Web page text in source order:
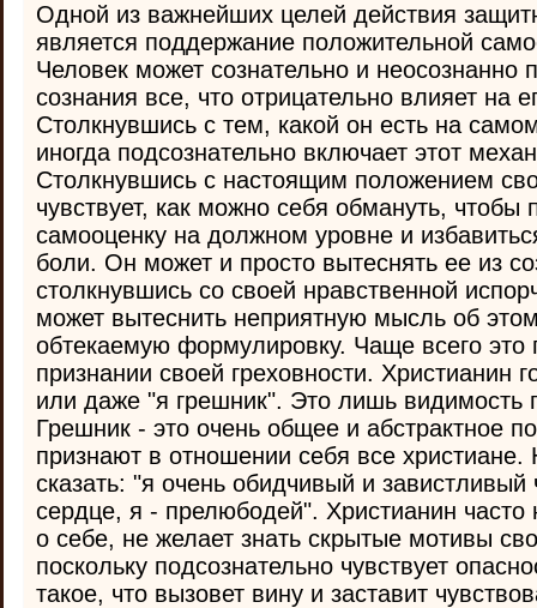
Одной из важнейших целей действия
является поддержание положительной
Человек может сознательно и неосознанно
сознания все, что отрицательно влияет на
Столкнувшись с тем, какой он есть на
иногда подсознательно включает этот
Столкнувшись с настоящим положением
чувствует, как можно себя обмануть, чтобы
самооценку на должном уровне и
боли. Он может и просто вытеснять ее из
столкнувшись со своей нравственной
может вытеснить неприятную мысль об
обтекаемую формулировку. Чаще всего это
признании своей греховности. Христианин
или даже "я грешник". Это лишь видимость
Грешник - это очень общее и абстрактное
признают в отношении себя все христиане.
сказать: "я очень обидчивый и
сердце, я - прелюбодей". Христианин часто
о себе, не желает знать скрытые мотивы
поскольку подсознательно чувствует
такое, что вызовет вину и заставит